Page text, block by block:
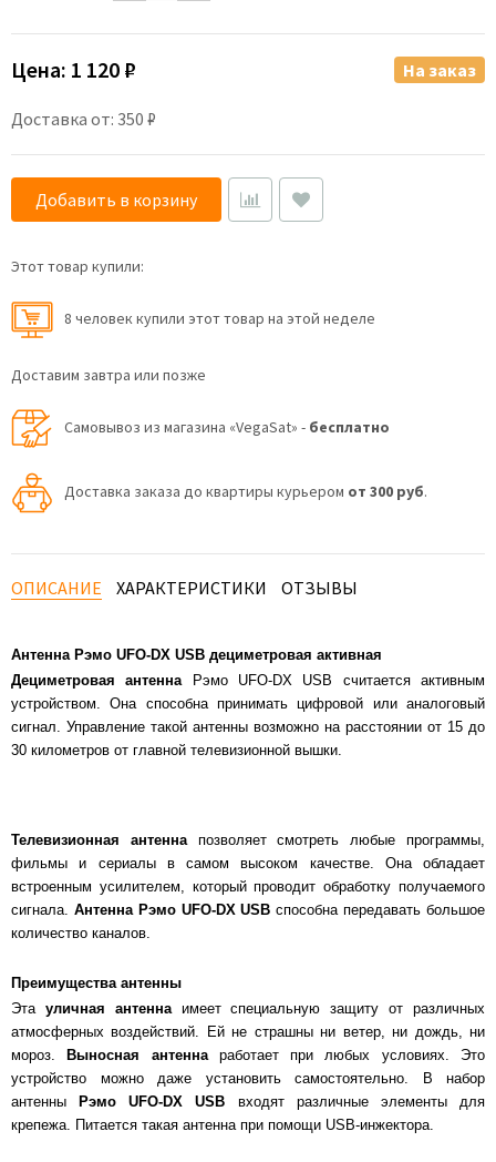
Цена: 1 120 ₽
Доставка от: 350 ₽
На заказ
Добавить в корзину
Этот товар купили:
8 человек купили этот товар на этой неделе
Доставим завтра или позже
Самовывоз из магазина «VegaSat» - бесплатно
Доставка заказа до квартиры курьером от 300 руб.
ОПИСАНИЕ ХАРАКТЕРИСТИКИ ОТЗЫВЫ
Антенна Рэмо UFO-DX USB дециметровая активная
Дециметровая антеннаРэмо UFO-DX USB считается активным
устройством. Она способна принимать цифровой или аналоговый
сигнал. Управление такой антенны возможно на расстоянии от 15 до
30 километров от главной телевизионной вышки.
Телевизионная антеннапозволяет смотреть любые программы,
фильмы и сериалы в самом высоком качестве. Она обладает
встроенным усилителем, который проводит обработку получаемого
сигнала. Антенна Рэмо UFO-DX USB способна передавать большое
количество каналов.
Преимущества антенны
Эта уличная антеннаимеет специальную защиту от различных
атмосферных воздействий. Ей не страшны ни ветер, ни дождь, ни
мороз.
Выносная антеннаработает при любых условиях. Это
устройство можно даже установить самостоятельно. В набор
антенны
Рэмо UFO-DX USB входят различные элементы для
крепежа. Питается такая антенна при помощи USB-инжектора.